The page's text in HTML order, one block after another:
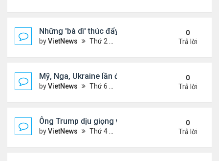
Những 'bà dì' thúc đẩy cơn sốt mua vàng ở Trung
byVietNews Thứ 2 Tháng 2 09, 2026 4:53 pm
0
Trả lời
Mỹ, Nga, Ukraine lần đầu họp trực tiếp để bàn kế
byVietNews Thứ 6 Tháng 1 23, 2026 4:44 pm
0
Trả lời
Ông Trump dịu giọng về Greenland
byVietNews Thứ 4 Tháng 1 14, 2026 5:26 pm
0
Trả lời